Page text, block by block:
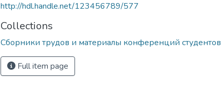
http://hdl.handle.net/123456789/577
Collections
Сборники трудов и материалы конференций студентов
Full item page